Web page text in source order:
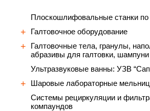
Плоскошлифовальные станки
Галтовочное оборудование
Галтовочные тела, гранулы,
абразивы для галтовки, шампуни
Ультразвуковые ванны: УЗВ
Шаровые лабораторные
Cистемы рециркуляции и
компаундов